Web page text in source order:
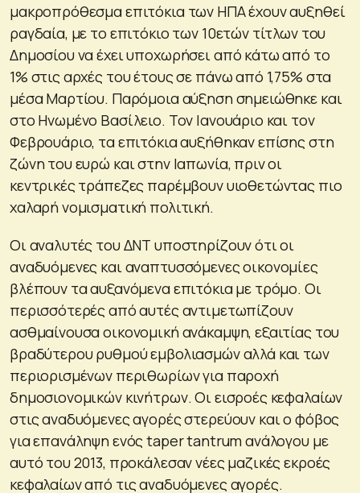
μακροπρόθεσμα επιτόκια των ΗΠΑ έχουν αυξηθεί
ραγδαία, με το επιτόκιο των 10ετών τίτλων του
Δημοσίου να έχει υποχωρήσει από κάτω από το
1% στις αρχές του έτους σε πάνω από 1,75% στα
μέσα Μαρτίου. Παρόμοια αύξηση σημειώθηκε και
στο Ηνωμένο Βασίλειο. Τον Ιανουάριο και τον
Φεβρουάριο, τα επιτόκια αυξήθηκαν επίσης στη
ζώνη του ευρώ και στην Ιαπωνία, πριν οι
κεντρικές τράπεζες παρέμβουν υιοθετώντας πιο
χαλαρή νομισματική πολιτική.
Οι αναλυτές του ΔΝΤ υποστηρίζουν ότι οι
αναδυόμενες και αναπτυσσόμενες οικονομίες
βλέπουν τα αυξανόμενα επιτόκια με τρόμο. Οι
περισσότερές από αυτές αντιμετωπίζουν
ασθμαίνουσα οικονομική ανάκαμψη, εξαιτίας του
βραδύτερου ρυθμού εμβολιασμών αλλά και των
περιορισμένων περιθωρίων για παροχή
δημοσιονομικών κινήτρων. Οι εισροές κεφαλαίων
στις αναδυόμενες αγορές στερεύουν και ο φόβος
για επανάληψη ενός taper tantrum ανάλογου με
αυτό του 2013, προκάλεσαν νέες μαζικές εκροές
κεφαλαίων από τις αναδυόμενες αγορές.